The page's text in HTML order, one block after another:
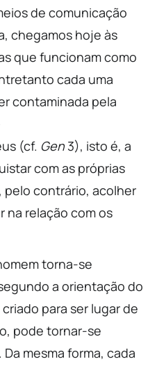
de comunicação
chegamos hoje às
que funcionam como
cada uma
contaminada pela
(cf. Gen 3), isto é, a
com as próprias
pelo contrário, acolher
na relação com os
torna-se
a orientação do
para ser lugar de
pode tornar-se
mesma forma, cada